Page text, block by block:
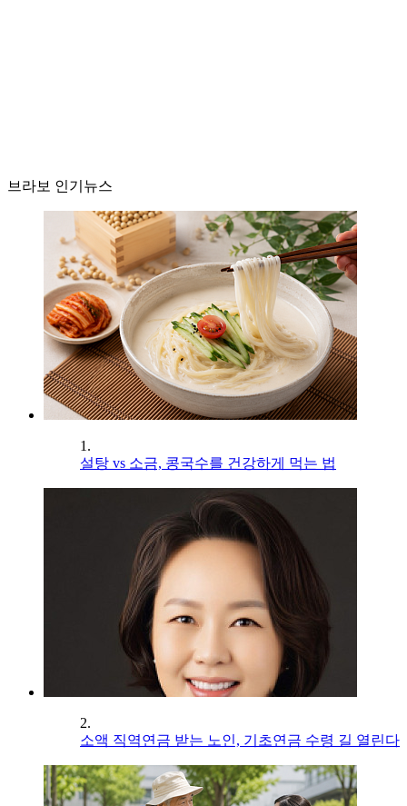
브라보 인기뉴스
1.
설탕 vs 소금, 콩국수를 건강하게 먹는 법
2.
소액 직역연금 받는 노인, 기초연금 수령 길 열린다